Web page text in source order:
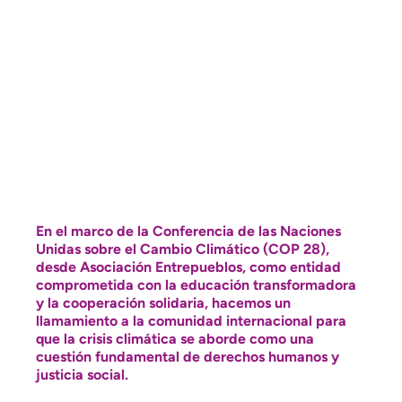
En el marco de la Conferencia de las Naciones
Unidas sobre el Cambio Climático (COP 28),
desde Asociación Entrepueblos, como entidad
comprometida con la educación transformadora
y la cooperación solidaria, hacemos un
llamamiento a la comunidad internacional para
que la crisis climática se aborde como una
cuestión fundamental de derechos humanos y
justicia social.